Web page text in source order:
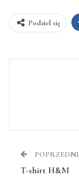
Podziel się
POPRZEDNI
T-shirt H&M